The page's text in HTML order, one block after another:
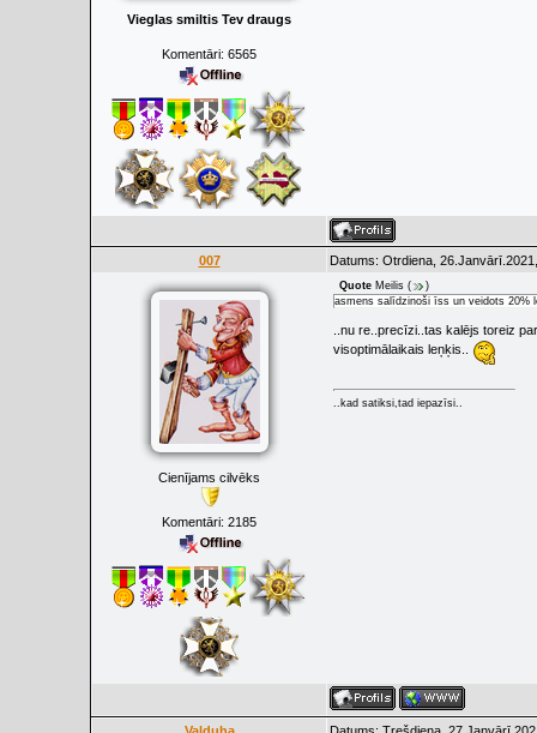
Vieglas smiltis Tev draugs
Komentāri: 6565
007 Datums: Otrdiena,
Cienījams cilvēks
Komentāri: 2185
Quote Meilis (
)
asmens salīdzinoši īss un veidots 20%
..nu re..precīzi..tas kalējs toreiz
visoptimālaikais leņķis..
..kad satiksi,tad iepazīsi..